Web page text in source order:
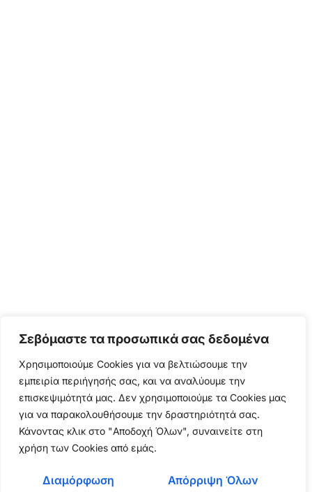
Σεβόμαστε τα προσωπικά σας δεδομένα
Χρησιμοποιούμε Cookies για να βελτιώσουμε την
εμπειρία περιήγησής σας, και να αναλύουμε την
επισκεψιμότητά μας. Δεν χρησιμοποιούμε τα Cookies μας
για να παρακολουθήσουμε την δραστηριότητά σας.
Κάνοντας κλικ στο "Αποδοχή Όλων", συναινείτε στη
χρήση των Cookies από εμάς.
Διαμόρφωση Απόρριψη Όλων